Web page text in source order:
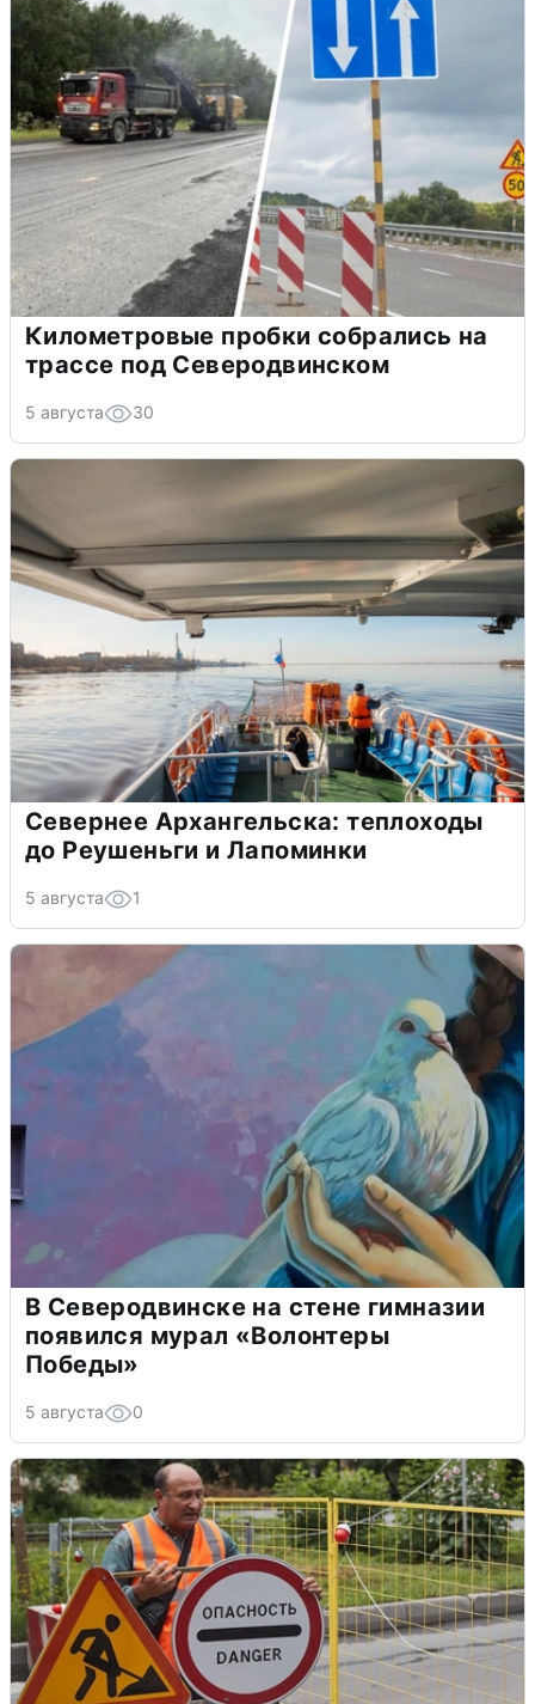
Километровые пробки собрались на
трассе под Северодвинском
5 августа 30
Севернее Архангельска: теплоходы
до Реушеньги и Лапоминки
5 августа 1
В Северодвинске на стене гимназии
появился мурал «Волонтеры
Победы»
5 августа 0